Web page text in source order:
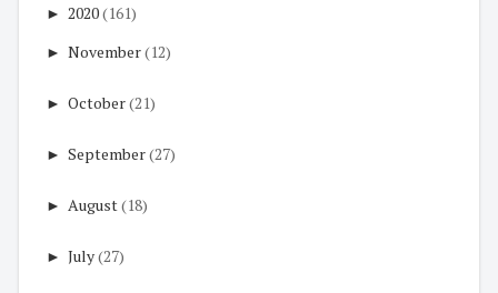
► 2020(161)
► November(12)
► October(21)
► September(27)
► August(18)
► July(27)